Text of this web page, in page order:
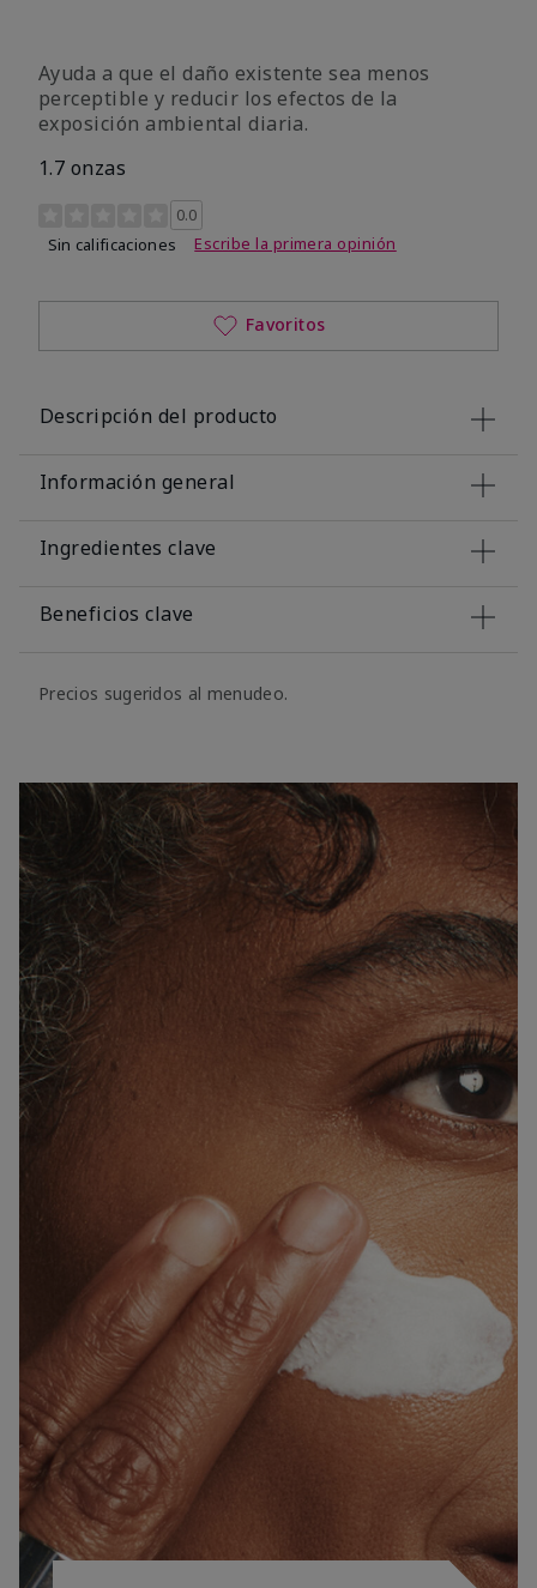
Ayuda a que el daño existente sea menos
perceptible y reducir los efectos de la
exposición ambiental diaria.
1.7 onzas
Calificación de clientes de 4,2 de 5
0.0
Sin calificaciones
Escribe la primera opinión
Favoritos
Descripción del producto
Información general
Ingredientes clave
Beneficios clave
Precios sugeridos al menudeo.